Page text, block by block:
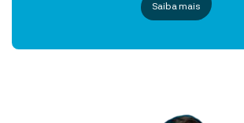
Saiba mais